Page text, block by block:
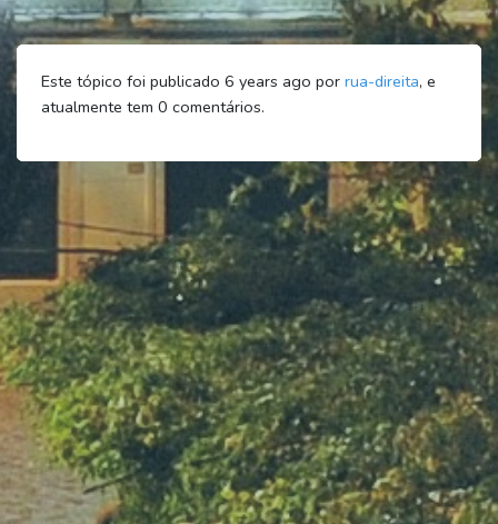
Este tópico foi publicado 6 years ago por rua-direita, e
atualmente tem 0 comentários.